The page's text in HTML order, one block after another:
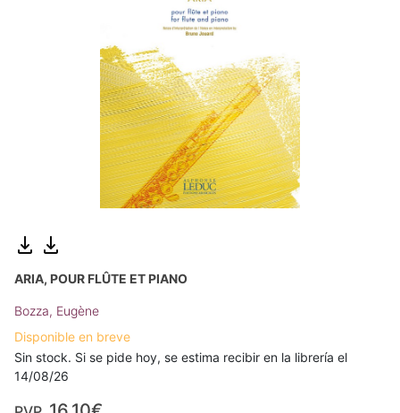
ARIA, POUR FLÛTE ET PIANO
Bozza, Eugène
Disponible en breve
Sin stock. Si se pide hoy, se estima recibir en la librería el
14/08/26